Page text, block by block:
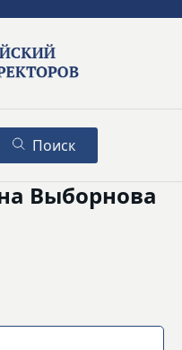
Поиск
Выборнова